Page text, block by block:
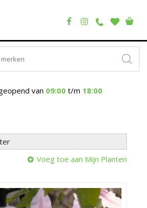
van 09:00 t/m 18:00
Voeg toe aan Mijn Planten